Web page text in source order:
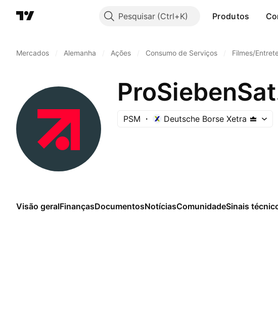
Pesquisar Produtos
Mercados Alemanha Ações Consumo de Serviços Filmes/
PSM Deutsche Borse Xetra
Visão geralFinançasDocumentosNotíciasComunidadeSinais